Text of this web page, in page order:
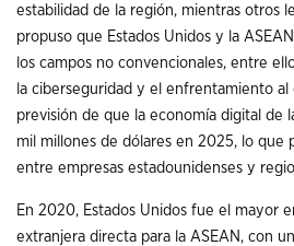
estabilidad de la región, mientras otros
propuso que Estados Unidos y la
los campos no convencionales, entre
la ciberseguridad y el enfrentamiento al
previsión de que la economía digital de
mil millones de dólares en 2025, lo que
entre empresas estadounidenses y
En 2020, Estados Unidos fue el mayor
extranjera directa para la ASEAN, con